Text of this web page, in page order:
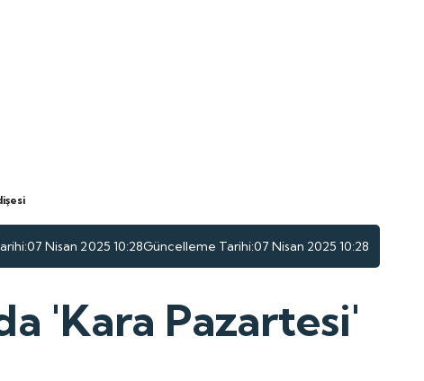
07 Nisan 2025 10:28Güncelleme Tarihi:07 Nisan 2025 10:28
'Kara Pazartesi'